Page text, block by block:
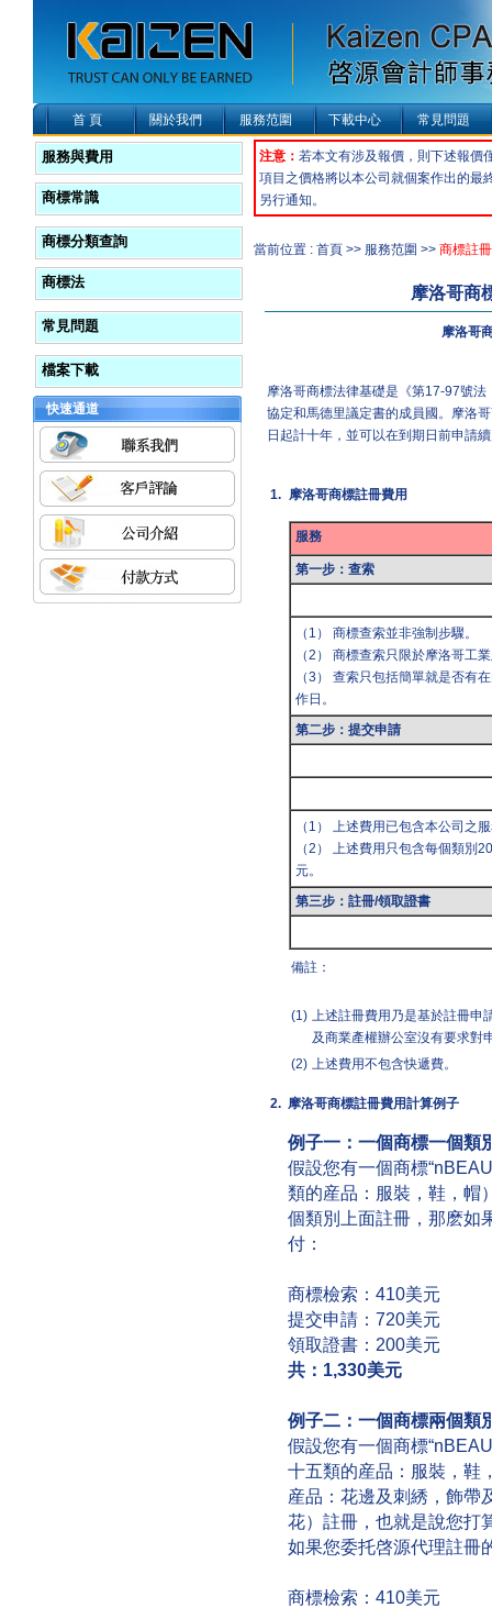
首 頁 關於我們 服務范圍 下載中心 常見問題
服務與費用
商標常識
商標分類查詢
商標法
常見問題
檔案下載
快速通道
注意： 若本文有涉及報價，則下述報價
項目之價格將以本公司就個案作出的最
另行通知。
當前位置 : 首頁 >> 服務范圍 >> 商標註
摩洛哥商
摩洛哥
摩洛哥商標法律基礎是《第17-97號
協定和馬德里議定書的成員國。摩洛
日起計十年，並可以在到期日前申請
1. 摩洛哥商標註冊費用
服務
第一步：查索
（1） 商標查索並非強制步驟。
（2） 商標查索只限於摩洛哥工
（3） 查索只包括簡單就是否有
作日。
第二步：提交申請
（1） 上述費用已包含本公司之
（2） 上述費用只包含每個類別
元。
第三步：註冊/領取證書
備註：
(1) 上述註冊費用乃是基於註冊申
及商業產權辦公室沒有要求對
(2) 上述費用不包含快遞費。
2. 摩洛哥商標註冊費用計算例子
例子一：一個商標一個類
假設您有一個商標
類的産品：服裝，鞋，帽
個類別上面註冊，那麽如
付：
商標檢索：410美元
提交申請：720美元
領取證書：200美元
共： 1,330美元
例子二：一個商標兩個類
假設您有一個商標
十五類的産品：服裝，鞋
産品：花邊及刺綉，飾帶
花）註冊，也就是說您打
如果您委托啓源代理註冊
商標檢索：410美元